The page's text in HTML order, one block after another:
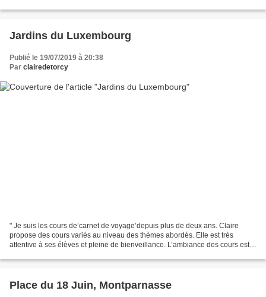
Jardins du Luxembourg
Publié le 19/07/2019 à 20:38
Par clairedetorcy
" Je suis les cours de’carnet de voyage’depuis plus de deux ans. Claire
propose des cours variés au niveau des thèmes abordés. Elle est très
attentive à ses élèves et pleine de bienveillance. L’ambiance des cours est
Place du 18 Juin, Montparnasse